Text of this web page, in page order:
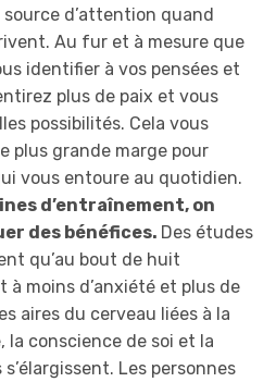
source d’attention quand
Au fur et à mesure que
identifier à vos pensées et
plus de paix et vous
possibilités. Cela vous
plus grande marge pour
vous entoure au quotidien.
d’entraînement, on
des bénéfices. Des études
qu’au bout de huit
à moins d’anxiété et plus de
aires du cerveau liées à la
la conscience de soi et la
Les personnes